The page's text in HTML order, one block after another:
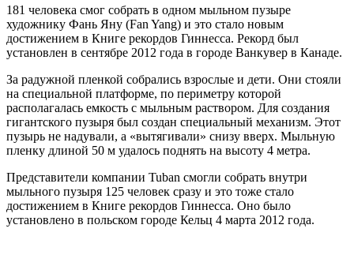
181 человека смог собрать в одном мыльном пузыре
художнику Фань Яну (Fan Yang) и это стало новым
достижением в Книге рекордов Гиннесса. Рекорд был
установлен в сентябре 2012 года в городе Ванкувер в Канаде.
За радужной пленкой собрались взрослые и дети. Они стояли
на специальной платформе, по периметру которой
располагалась емкость с мыльным раствором. Для создания
гигантского пузыря был создан специальный механизм. Этот
пузырь не надували, а «вытягивали» снизу вверх. Мыльную
пленку длиной 50 м удалось поднять на высоту 4 метра.
Представители компании Tuban смогли собрать внутри
мыльного пузыря 125 человек сразу и это тоже стало
достижением в Книге рекордов Гиннесса. Оно было
установлено в польском городе Кельц 4 марта 2012 года.